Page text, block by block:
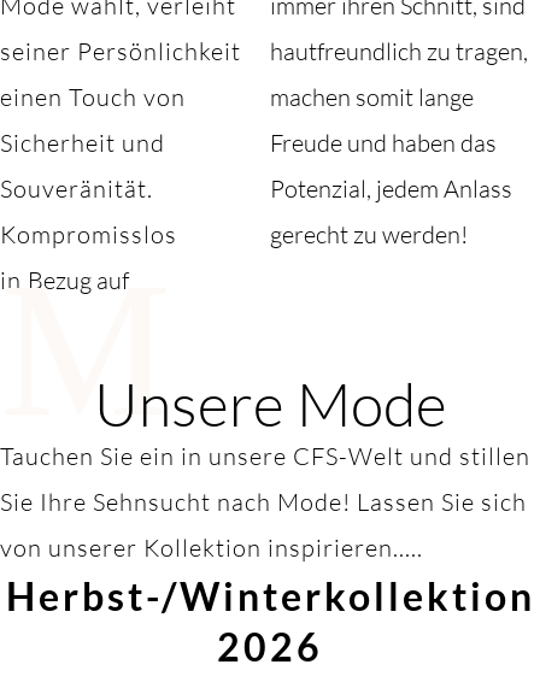
seiner Persönlichkeit
einen Touch von
Sicherheit und
Souveränität.
Kompromisslos
in Bezug auf
hautfreundlich zu tragen,
machen somit lange
Freude und haben das
Potenzial, jedem Anlass
gerecht zu werden!
MUnsere Mode
Tauchen Sie ein in unsere CFS-Welt und stillen
Sie Ihre Sehnsucht nach Mode! Lassen Sie sich
von unserer Kollektion inspirieren.....
Herbst-/Winterkollektion
2026